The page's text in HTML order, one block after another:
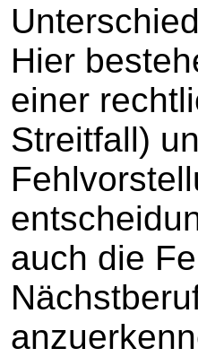
Hier
einer
Streitfall)
auch die